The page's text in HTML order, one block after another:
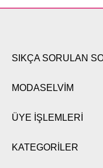
SIKÇA SORULAN
MODASELVİM
ÜYE İŞLEMLERİ
KATEGORİLER